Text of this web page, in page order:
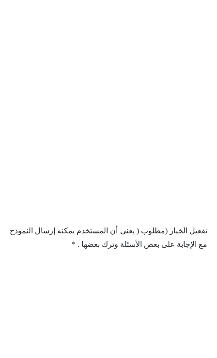
تفعيل الخيار (مطلوب ( يعني أن المستخدم يمكنه إرسال النموذج
مع الإجابة على بعض الأسئلة وترك بعضها . *